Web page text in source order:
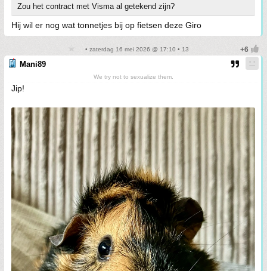
Zou het contract met Visma al getekend zijn?
Hij wil er nog wat tonnetjes bij op fietsen deze Giro
• zaterdag 16 mei 2026 @ 17:10 • 13
Mani89
We try not to sexualize them.
Jip!